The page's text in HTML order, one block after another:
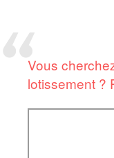
Vous
lotissement ?